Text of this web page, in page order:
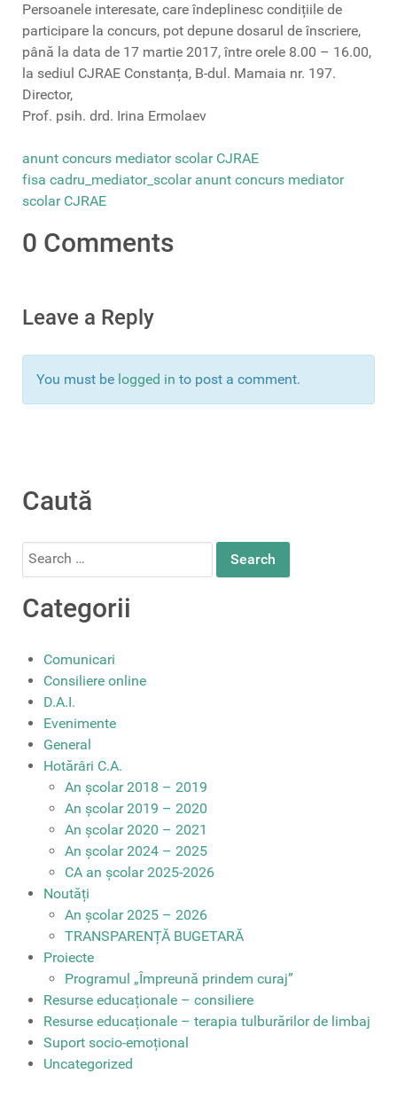
Persoanele interesate, care îndeplinesc condițiile de
participare la concurs, pot depune dosarul de înscriere,
până la data de 17 martie 2017, între orele 8.00 – 16.00,
la sediul CJRAE Constanța, B-dul. Mamaia nr. 197.
Director,
Prof. psih. drd. Irina Ermolaev
anunt concurs mediator scolar CJRAE
fisa cadru_mediator_scolar anunt concurs mediator
scolar CJRAE
0 Comments
Leave a Reply
You must be logged in to post a comment.
Caută
Search
for:
Categorii
Comunicari
Consiliere online
D.A.I.
Evenimente
General
Hotărâri C.A.
An școlar 2018 – 2019
An școlar 2019 – 2020
An școlar 2020 – 2021
An școlar 2024 – 2025
CA an școlar 2025-2026
Noutăți
An școlar 2025 – 2026
TRANSPARENȚĂ BUGETARĂ
Proiecte
Programul „Împreună prindem curaj”
Resurse educaționale – consiliere
Resurse educaționale – terapia tulburărilor de limbaj
Suport socio-emoțional
Uncategorized